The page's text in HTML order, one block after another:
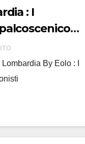
: I
con
By Eolo : I